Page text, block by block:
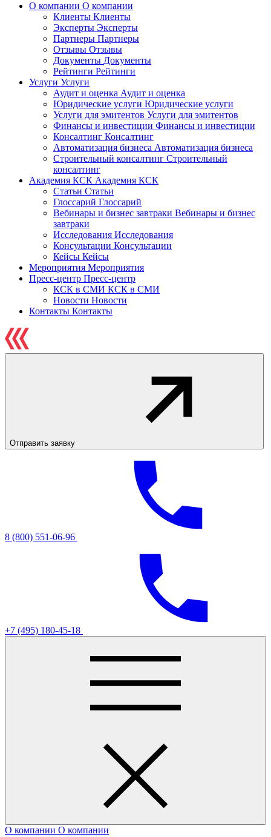
О компании О компании
Клиенты Клиенты
Эксперты Эксперты
Партнеры Партнеры
Отзывы Отзывы
Документы Документы
Рейтинги Рейтинги
Услуги Услуги
Аудит и оценка Аудит и оценка
Юридические услуги Юридические услуги
Услуги для эмитентов Услуги для эмитентов
Финансы и инвестиции Финансы и инвестиции
Консалтинг Консалтинг
Автоматизация бизнеса Автоматизация бизнеса
Строительный консалтинг Строительный
консалтинг
Академия КСК Академия КСК
Статьи Статьи
Глоссарий Глоссарий
Вебинары и бизнес завтраки Вебинары и бизнес
завтраки
Исследования Исследования
Консультации Консультации
Кейсы Кейсы
Мероприятия Мероприятия
Пресс-центр Пресс-центр
КСК в СМИ КСК в СМИ
Новости Новости
Контакты Контакты
Отправить заявку
8 (800) 551-06-96
+7 (495) 180-45-18
О компании О компании